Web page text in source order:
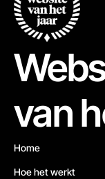
van
Home
Hoe het werkt